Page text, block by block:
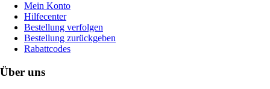
Mein Konto
Hilfecenter
Bestellung verfolgen
Bestellung zurückgeben
Rabattcodes
Über uns